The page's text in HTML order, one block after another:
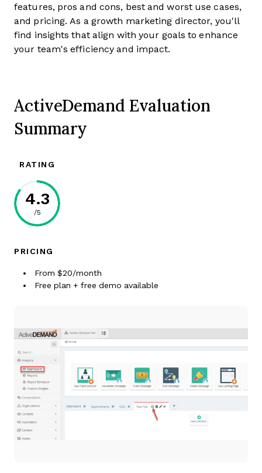
features, pros and cons, best and worst use cases,
and pricing. As a growth marketing director, you'll
find insights that align with your goals to enhance
your team's efficiency and impact.
ActiveDemand Evaluation
Summary
RATING
4.3
/5
PRICING
From $20/month
Free plan + free demo available